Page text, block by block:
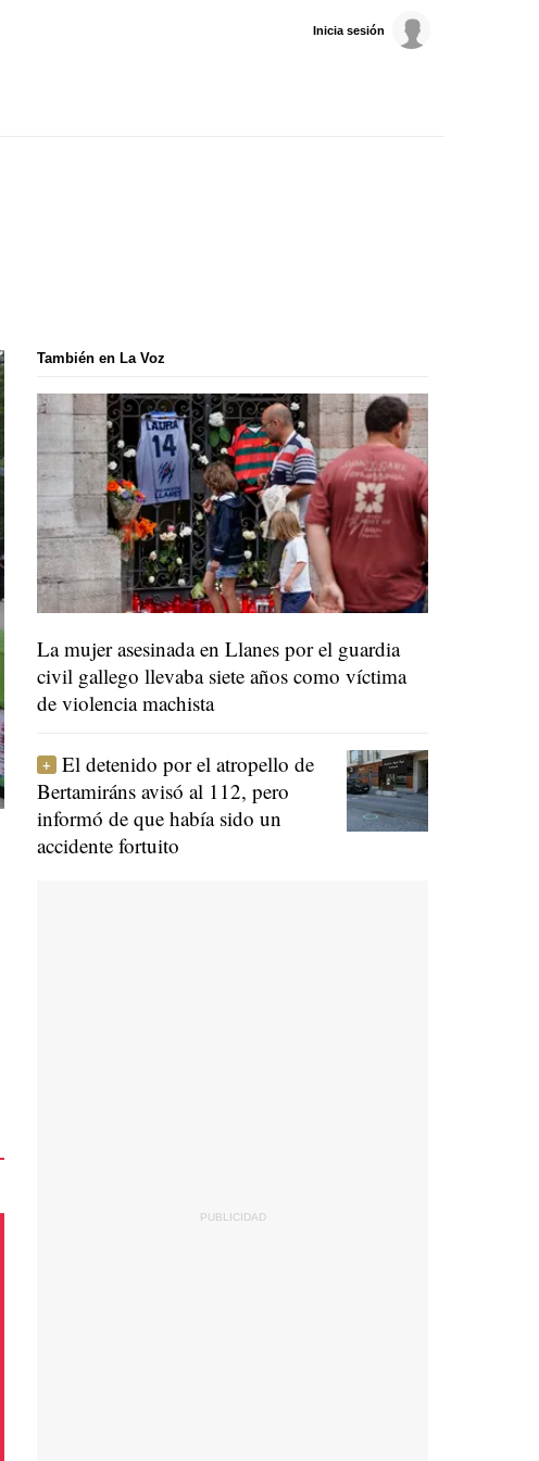
Inicia sesión
También en La Voz
La mujer asesinada en Llanes por el guardia
civil gallego llevaba siete años como víctima
de violencia machista
El detenido por el atropello de
Bertamiráns avisó al 112, pero
informó de que había sido un
accidente fortuito